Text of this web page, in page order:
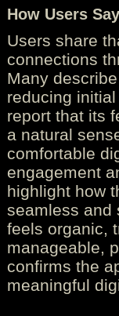
How Users
Users share
connections
Many
reducing
report that its
a natural
comfortable
engagement
highlight how
seamless and
feels organic,
manageable,
confirms the
meaningful